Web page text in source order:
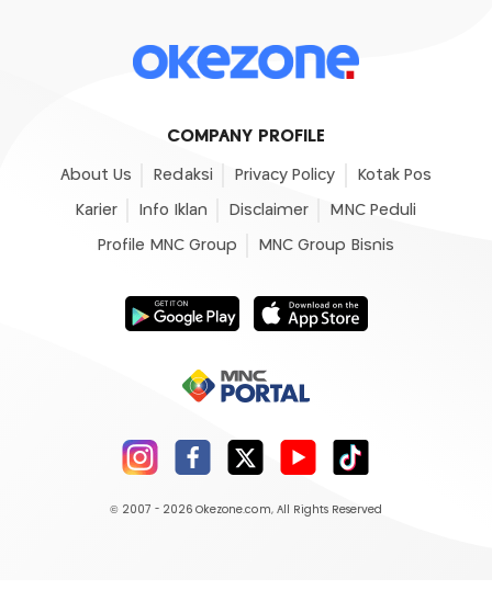
COMPANY PROFILE
About Us Redaksi Privacy Policy Kotak Pos
Karier Info Iklan Disclaimer MNC Peduli
Profile MNC Group MNC Group Bisnis
© 2007 - 2026 Okezone.com, All Rights Reserved